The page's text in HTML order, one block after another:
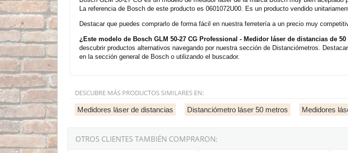
La referencia de Bosch de este producto es 0601072U00. Es un producto vendido
Destacar que puedes comprarlo de forma fácil en nuestra ferretería a un precio muy
¿Este modelo de Bosch GLM 50-27 CG Professional - Medidor láser de distancias de
descubrir productos alternativos navegando por nuestra sección de Distanciómetros.
en la sección general de Bosch o utilizando el buscador.
DESCUBRE MÁS PRODUCTOS SIMILARES EN:
Medidores láser de distancias Distanciómetro láser 50 metros Medidores
OTROS CLIENTES TAMBIÉN COMPRARON: